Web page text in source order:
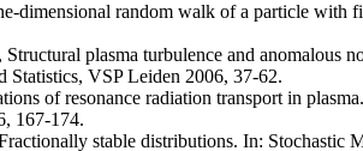
dimensional random walk of a particle
plasma turbulence and anomalous
Statistics, VSP Leiden 2006, 37-62.
of resonance radiation transport in
167-174.
stable distributions. In: Stochastic